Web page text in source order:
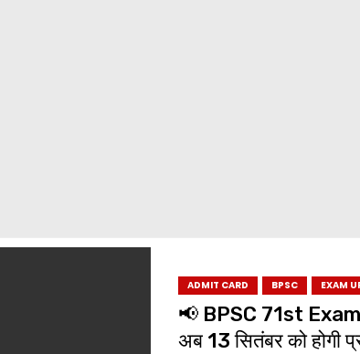
ADMIT CARD BPSC EXAM
📢 BPSC 71st
अब 13 सितंबर को होगी